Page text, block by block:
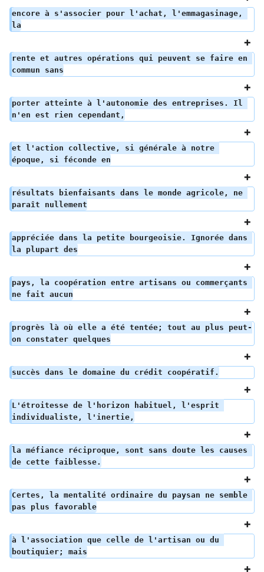
encore à s'associer pour l'achat, l'emmagasinage,
la
rente et autres opérations qui peuvent se faire en
commun sans
porter atteinte à l'autonomie des entreprises. Il
n'en est rien cependant,
et l'action collective, si générale à notre
époque, si féconde en
résultats bienfaisants dans le monde agricole, ne
paraît nullement
appréciée dans la petite bourgeoisie. Ignorée dans
la plupart des
pays, la coopération entre artisans ou commerçants
ne fait aucun
progrès là où elle a été tentée; tout au plus peut-
on constater quelques
succès dans le domaine du crédit coopératif.
L'étroitesse de l'horizon habituel, l'esprit
individualiste, l'inertie,
la méfiance réciproque, sont sans doute les causes
de cette faiblesse.
Certes, la mentalité ordinaire du paysan ne semble
pas plus favorable
à l'association que celle de l'artisan ou du
boutiquier; mais